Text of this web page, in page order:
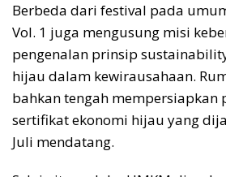
Berbeda dari festival pada
Vol. 1 juga mengusung misi
pengenalan prinsip
hijau dalam kewirausahaan.
bahkan tengah mempersiapkan
sertifikat ekonomi hijau yang
Juli mendatang.